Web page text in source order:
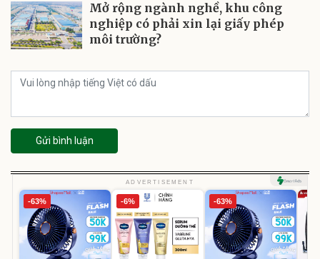
Mở rộng ngành nghề, khu công
nghiệp có phải xin lại giấy phép
môi trường?
Gửi bình luận
ADVERTISEMENT
-63% -6% -63%